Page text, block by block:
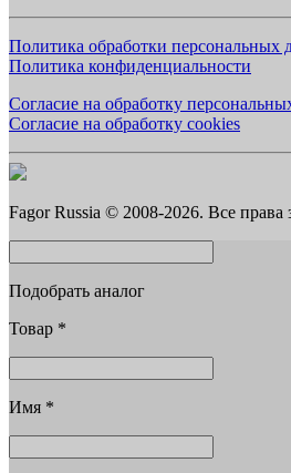
Политика обработки персональных
Политика конфиденциальности
Согласие на обработку
Согласие на обработку cookies
Fagor Russia © 2008-2026. Все
Подобрать аналог
Товар *
Имя *